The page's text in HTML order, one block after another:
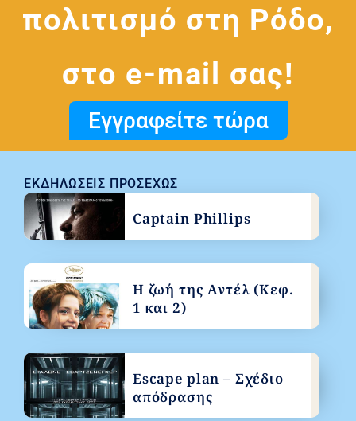
πολιτισμό στη Ρόδο,
στο e-mail σας!
Εγγραφείτε τώρα
ΕΚΔΗΛΏΣΕΙΣ ΠΡΟΣΕΧΏΣ
Captain Phillips
Η ζωή της Αντέλ (Κεφ.
1 και 2)
Escape plan – Σχέδιο
απόδρασης